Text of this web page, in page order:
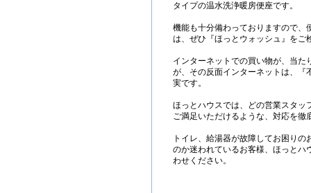
タイプの温水洗浄暖房便座です。
機能も十分備わっておりますので、
は、ぜひ『ほっとウォッシュ』をご
インターネットでの買い物が、当た
が、その反面インターネットは、『
実です。
ほっとハウスでは、どの営業スタッ
ご満足いただけるような、対応を徹
トイレ、給湯器が故障してお困り
のか迷われているお客様、ほっとハ
わせください。